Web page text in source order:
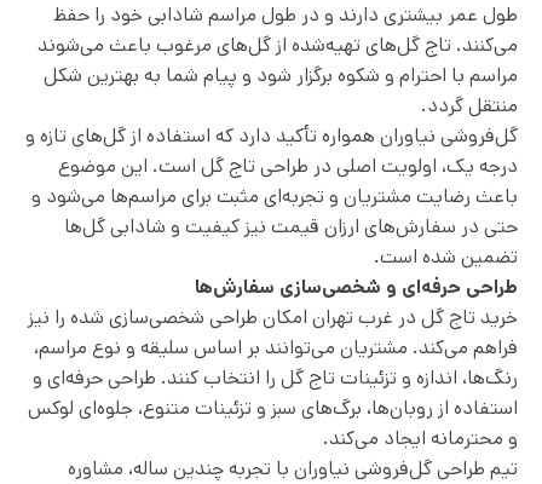
طول عمر بیشتری دارند و در طول مراسم شادابی خود را حفظ
می‌کنند. تاج گل‌های تهیه‌شده از گل‌های مرغوب باعث می‌شوند
مراسم با احترام و شکوه برگزار شود و پیام شما به بهترین شکل
منتقل گردد.
گل‌فروشی نیاوران همواره تأکید دارد که استفاده از گل‌های تازه و
درجه یک، اولویت اصلی در طراحی تاج گل است. این موضوع
باعث رضایت مشتریان و تجربه‌ای مثبت برای مراسم‌ها می‌شود و
حتی در سفارش‌های ارزان قیمت نیز کیفیت و شادابی گل‌ها
تضمین شده است.
طراحی حرفه‌ای و شخصی‌سازی سفارش‌ها
خرید تاج گل در غرب تهران امکان طراحی شخصی‌سازی شده را نیز
فراهم می‌کند. مشتریان می‌توانند بر اساس سلیقه و نوع مراسم،
رنگ‌ها، اندازه و تزئینات تاج گل را انتخاب کنند. طراحی حرفه‌ای و
استفاده از روبان‌ها، برگ‌های سبز و تزئینات متنوع، جلوه‌ای لوکس
و محترمانه ایجاد می‌کند.
تیم طراحی گل‌فروشی نیاوران با تجربه چندین ساله، مشاوره